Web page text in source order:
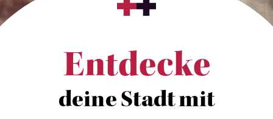
Entdecke
deine Stadt mit